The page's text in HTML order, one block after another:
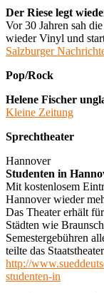
Der Riese legt
Vor 30 Jahren sah
wieder Vinyl und
Salzburger
Pop/Rock
Helene Fischer
Kleine Zeitung
Sprechtheater
Hannover
Studenten in
Mit kostenlosem
Hannover wieder
Das Theater erhält
Städten wie
Semestergebühren
teilte das
http://
studenten-in